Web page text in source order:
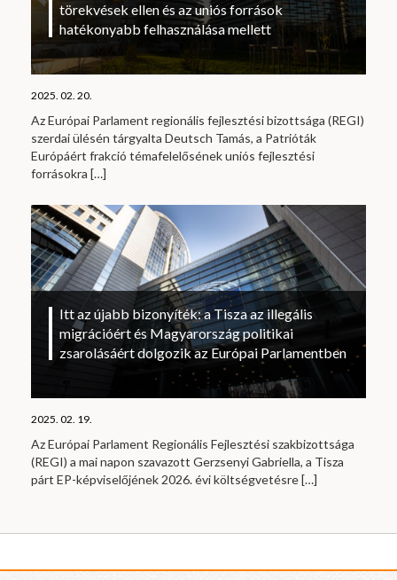
törekvések ellen és az uniós források
hatékonyabb felhasználása mellett
2025. 02. 20.
Az Európai Parlament regionális fejlesztési bizottsága (REGI)
szerdai ülésén tárgyalta Deutsch Tamás, a Patrióták
Európáért frakció témafelelősének uniós fejlesztési
forrásokra […]
Itt az újabb bizonyíték: a Tisza az illegális
migrációért és Magyarország politikai
zsarolásáért dolgozik az Európai Parlamentben
2025. 02. 19.
Az Európai Parlament Regionális Fejlesztési szakbizottsága
(REGI) a mai napon szavazott Gerzsenyi Gabriella, a Tisza
párt EP-képviselőjének 2026. évi költségvetésre[…]